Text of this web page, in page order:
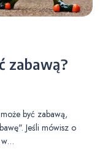
zabawą?
być zabawą,
Jeśli mówisz o
w…